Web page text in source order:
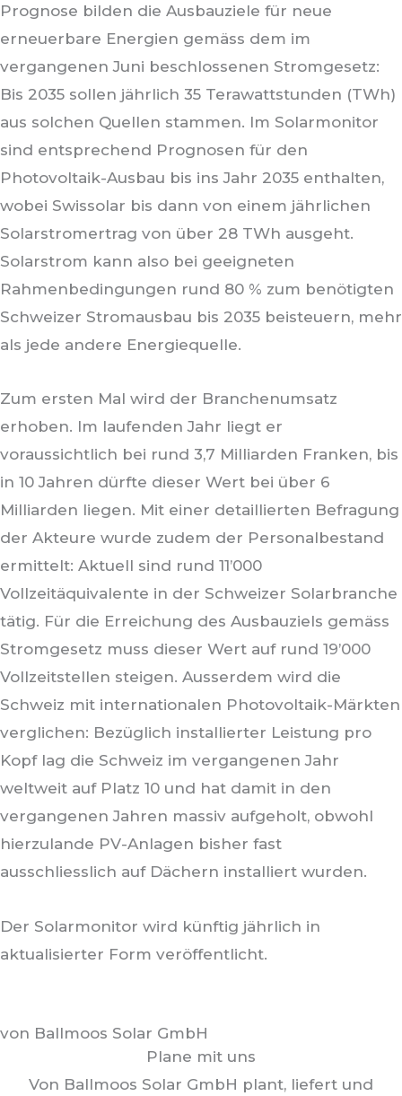
Prognose bilden die Ausbauziele für neue
erneuerbare Energien gemäss dem im
vergangenen Juni beschlossenen Stromgesetz:
Bis 2035 sollen jährlich 35 Terawattstunden (TWh)
aus solchen Quellen stammen. Im Solarmonitor
sind entsprechend Prognosen für den
Photovoltaik-Ausbau bis ins Jahr 2035 enthalten,
wobei Swissolar bis dann von einem jährlichen
Solarstromertrag von über 28 TWh ausgeht.
Solarstrom kann also bei geeigneten
Rahmenbedingungen rund 80 % zum benötigten
Schweizer Stromausbau bis 2035 beisteuern, mehr
als jede andere Energiequelle.
Zum ersten Mal wird der Branchenumsatz
erhoben. Im laufenden Jahr liegt er
voraussichtlich bei rund 3,7 Milliarden Franken, bis
in 10 Jahren dürfte dieser Wert bei über 6
Milliarden liegen. Mit einer detaillierten Befragung
der Akteure wurde zudem der Personalbestand
ermittelt: Aktuell sind rund 11’000
Vollzeitäquivalente in der Schweizer Solarbranche
tätig. Für die Erreichung des Ausbauziels gemäss
Stromgesetz muss dieser Wert auf rund 19’000
Vollzeitstellen steigen. Ausserdem wird die
Schweiz mit internationalen Photovoltaik-Märkten
verglichen: Bezüglich installierter Leistung pro
Kopf lag die Schweiz im vergangenen Jahr
weltweit auf Platz 10 und hat damit in den
vergangenen Jahren massiv aufgeholt, obwohl
hierzulande PV-Anlagen bisher fast
ausschliesslich auf Dächern installiert wurden.
Der Solarmonitor wird künftig jährlich in
aktualisierter Form veröffentlicht.
von Ballmoos Solar GmbH
Plane mit uns
Von Ballmoos Solar GmbH plant, liefert und